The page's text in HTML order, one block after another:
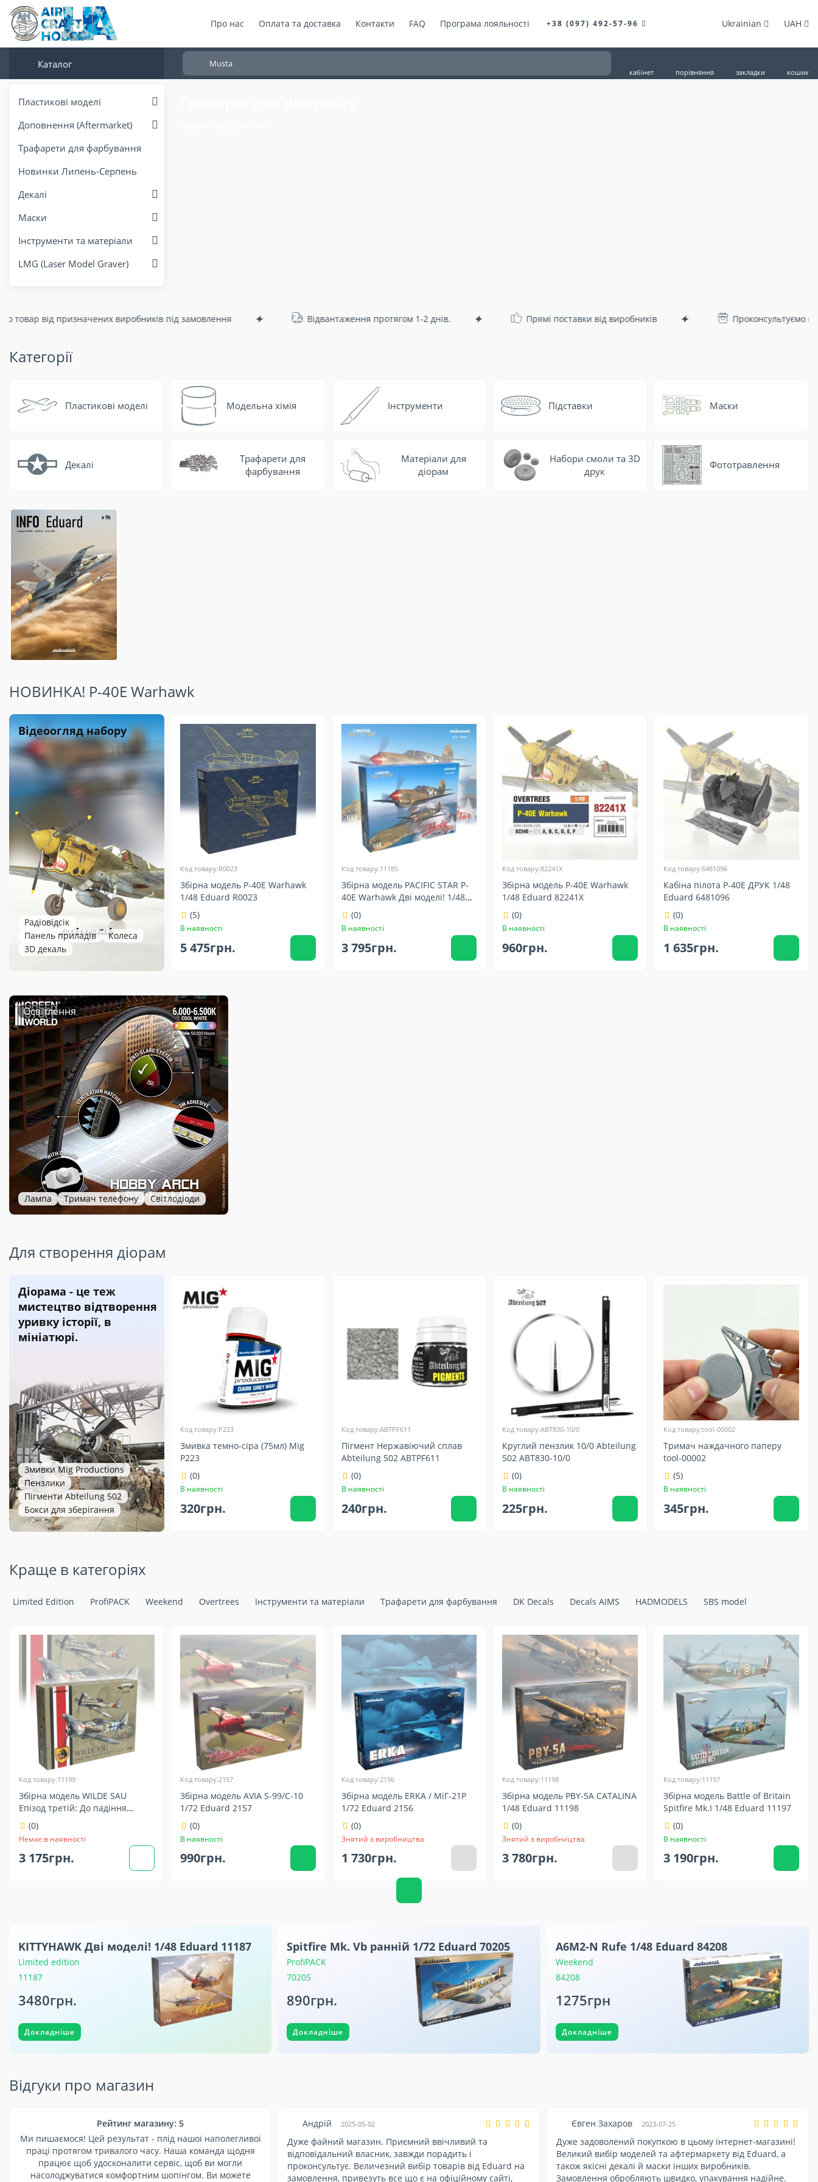
Про нас Оплата та доставка Контакти FAQ Програма лояльності +38 (097) 492-57-96 UAH
Ukrainian
Каталог
кабінет порівняння закладки кошик
Пластикові моделі
Доповнення (Aftermarket)
Трафарети для фарбування
Новинки Липень-Серпень
Декалі
Маски
Інструменти та матеріали
LMG (Laser Model Graver)
призначених виробників під замовлення Відвантаження протягом 1-2 днів. Прямі поставки від виробників Проконсультуємо при виборі
Категорії
Пластикові моделі Модельна хімія Інструменти Підставки Маски
Декалі
Трафарети для
фарбування
Матеріали для
діорам
Набори смоли та 3D
друк
Фототравлення
НОВИНКА! P-40E Warhawk
Відеоогляд набору
Радіовідсік
Панель приладів
Колеса
3D декаль
Код товару:R0023
Збірна модель P-40E Warhawk
1/48 Eduard R0023
(5)
В наявності
5 475грн.
Код товару:11185
Збірна модель PACIFIC STAR P-
40E Warhawk Дві моделі! 1/48
Eduard 11185
(0)
В наявності
3 795грн.
Код товару:82241X
Збірна модель P-40E Warhawk
1/48 Eduard 82241X
(0)
В наявності
960грн.
Код товару:6481096
Кабіна пілота P-40E ДРУК 1/48
Eduard 6481096
(0)
В наявності
1 635грн.
Освітлення
Лампа Тримач телефону Світлодіоди
Для створення діорам
Діорама - це теж
мистецтво відтворення
уривку історії, в
мініатюрі.
Змивки Mig Productions
Пензлики
Пігменти Abteilung 502
Бокси для зберігання
Код товару:P223
Змивка темно-сіра (75мл) Mig
P223
(0)
В наявності
320грн.
Код товару:ABTPF611
Пігмент Нержавіючий сплав
Abteilung 502 ABTPF611
(0)
В наявності
240грн.
Код товару:ABT830-10/0
Круглий пензлик 10/0 Abteilung
502 ABT830-10/0
(0)
В наявності
225грн.
Код товару:tool-00002
Тримач наждачного паперу
tool-00002
(5)
В наявності
345грн.
Краще в категоріях
Limited Edition ProfiPACK Weekend Overtrees Інструменти та матеріали Трафарети для фарбування DK Decals Decals AIMS HADMODELS SBS model
Код товару:11199
Збірна модель WILDE SAU
Епізод третій: До падіння
Імперії 1/48 Eduard 11199
(0)
Немає в наявності
3 175грн.
Код товару:2157
Збірна модель AVIA S-99/C-10
1/72 Eduard 2157
(0)
В наявності
990грн.
Код товару:2156
Збірна модель ERKA / MіГ-21Р
1/72 Eduard 2156
(0)
Знятий з виробництва
1 730грн.
Код товару:11198
Збірна модель PBY-5A CATALINA
1/48 Eduard 11198
(0)
Знятий з виробництва
3 780грн.
Код товару:11197
Збірна модель Battle of Britain
Spitfire Mk.I 1/48 Eduard 11197
(0)
В наявності
3 190грн.
KITTYHAWK Дві моделі! 1/48 Eduard 11187
Limited edition
11187
3480грн.
Докладніше
Spitfire Mk. Vb ранній 1/72 Eduard 70205
ProfiPACK
70205
890грн.
Докладніше
A6M2-N Rufe 1/48 Eduard 84208
Weekend
84208
1275грн
Докладніше
Відгуки про магазин
Рейтинг магазину: 5
Ми пишаємося! Цей результат - плід нашої наполегливої
праці протягом тривалого часу. Наша команда щодня
працює щоб удосконалити сервіс, щоб ви могли
насолоджуватися комфортним шопінгом. Ви можете
Андрій 2025-05-02
Дуже файний магазин. Приємний ввічливий та
відповідальний власник, завжди порадить і
проконсультує. Величезний вибір товарів від Eduard на
замовлення, привезуть все що є на офіційному сайті,
Євген Захаров 2023-07-25
Дуже задоволений покупкою в цьому інтернет-магазині!
Великий вибір моделей та афтермаркету від Eduard, а
також якісні декалі й маски інших виробників.
Замовлення обробляють швидко, упакування надійне.